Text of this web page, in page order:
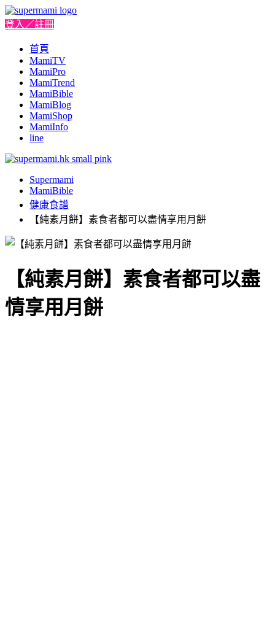
登入／註冊
首頁
MamiTV
MamiPro
MamiTrend
MamiBible
MamiBlog
MamiShop
MamiInfo
line
Supermami
MamiBible
健康食譜
【純素月餅】素食者都可以盡情享用月餅
【純素月餅】素食者都可以盡
情享用月餅